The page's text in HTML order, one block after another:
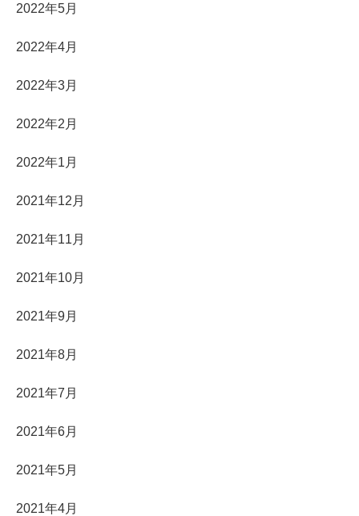
2022年5月
2022年4月
2022年3月
2022年2月
2022年1月
2021年12月
2021年11月
2021年10月
2021年9月
2021年8月
2021年7月
2021年6月
2021年5月
2021年4月